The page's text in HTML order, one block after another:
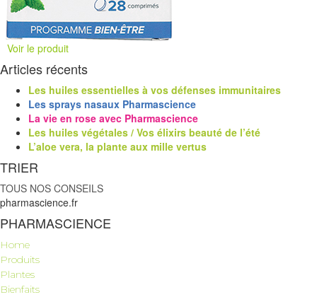
Voir le produit
Articles récents
Les huiles essentielles à vos défenses immunitaires
Les sprays nasaux Pharmascience
La vie en rose avec Pharmascience
Les huiles végétales / Vos élixirs beauté de l’été
L’aloe vera, la plante aux mille vertus
TRIER
TOUS NOS CONSEILS
pharmascience.fr
PHARMASCIENCE
Home
Produits
Plantes
Bienfaits